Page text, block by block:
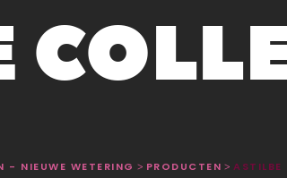
- NIEUWE WETERING > PRODUCTEN > ASTILBE